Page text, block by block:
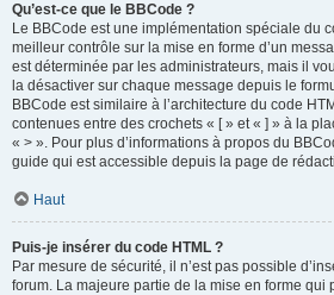
Qu’est-ce que le BBCode ?
Le BBCode est une implémentation spéciale du
meilleur contrôle sur la mise en forme d’un
est déterminée par les administrateurs, mais il
la désactiver sur chaque message depuis le
BBCode est similaire à l’architecture du code
contenues entre des crochets « [ » et « ] » à la
« > ». Pour plus d’informations à propos du
guide qui est accessible depuis la page de
Haut
Puis-je insérer du code HTML ?
Par mesure de sécurité, il n’est pas possible
forum. La majeure partie de la mise en forme qui